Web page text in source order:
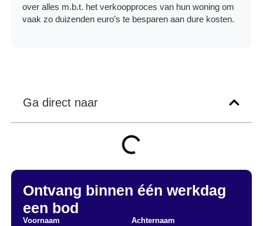
over alles m.b.t. het verkoopproces van hun woning om
vaak zo duizenden euro’s te besparen aan dure kosten.
Ga direct naar
Ontvang binnen één werkdag
een bod
Voornaam Achternaam